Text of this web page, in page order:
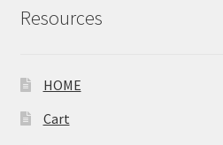
Resources
HOME
Cart